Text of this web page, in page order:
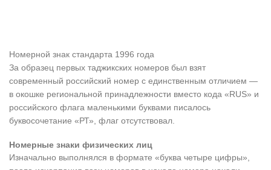
Номерной знак стандарта 1996 года
За образец первых таджикских номеров был взят
современный российский номер с единственным отличием —
в окошке региональной принадлежности вместо кода «RUS» и
российского флага маленькими буквами писалось
буквосочетание «РТ», флаг отсутствовал.
Номерные знаки физических лиц
Изначально выполнялся в формате «буква четыре цифры»,